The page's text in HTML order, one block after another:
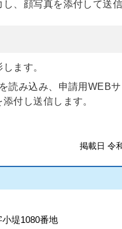
、顔写真を添付して送信
ます。
読み込み、申請用WEB
付し送信します。
掲載日 令
堤1080番地